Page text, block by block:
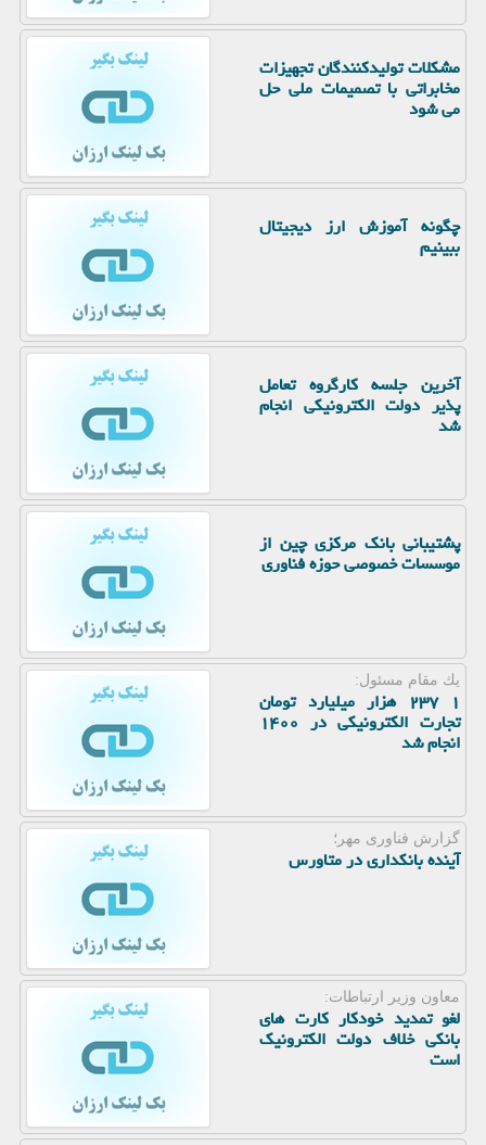
مشکلات تولیدکنندگان تجهیزات
مخابراتی با تصمیمات ملی حل
می شود
چگونه آموزش ارز دیجیتال
ببینیم
آخرین جلسه کارگروه تعامل
پذیر دولت الکترونیکی انجام
شد
پشتیبانی بانک مرکزی چین از
موسسات خصوصی حوزه فناوری
یك مقام مسئول:
۱ ۲۳۷ هزار میلیارد تومان
تجارت الکترونیکی در ۱۴۰۰
انجام شد
گزارش فناوری مهر؛
آینده بانکداری در متاورس
معاون وزیر ارتباطات:
لغو تمدید خودکار کارت های
بانکی خلاف دولت الکترونیک
است